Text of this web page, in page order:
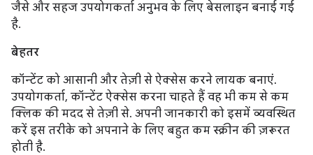
जैसे और सहज उपयोगकर्ता अनुभव के लिए बेसलाइन बनाई गई
है.
बेहतर
कॉन्टेंट को आसानी और तेज़ी से ऐक्सेस करने लायक बनाएं.
उपयोगकर्ता, कॉन्टेंट ऐक्सेस करना चाहते हैं वह भी कम से कम
क्लिक की मदद से तेज़ी से. अपनी जानकारी को इसमें व्यवस्थित
करें इस तरीके को अपनाने के लिए बहुत कम स्क्रीन की ज़रूरत
होती है.